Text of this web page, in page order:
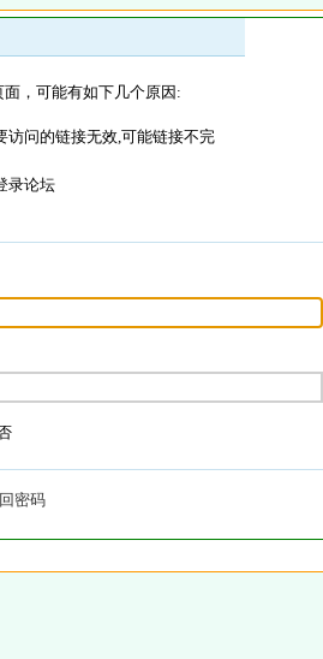
，可能有如下几个原因:
访问的链接无效,可能链接不完
录论坛
密码